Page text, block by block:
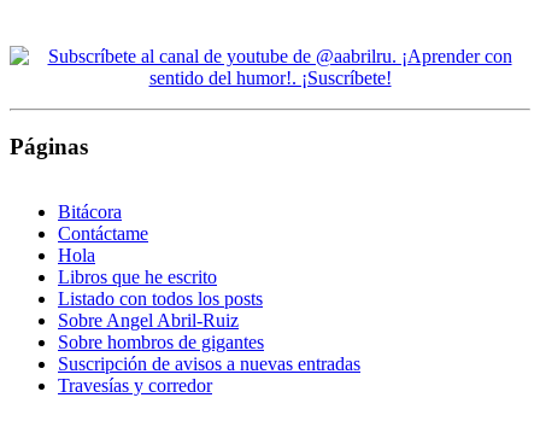
Páginas
Bitácora
Contáctame
Hola
Libros que he escrito
Listado con todos los posts
Sobre Angel Abril-Ruiz
Sobre hombros de gigantes
Suscripción de avisos a nuevas entradas
Travesías y corredor